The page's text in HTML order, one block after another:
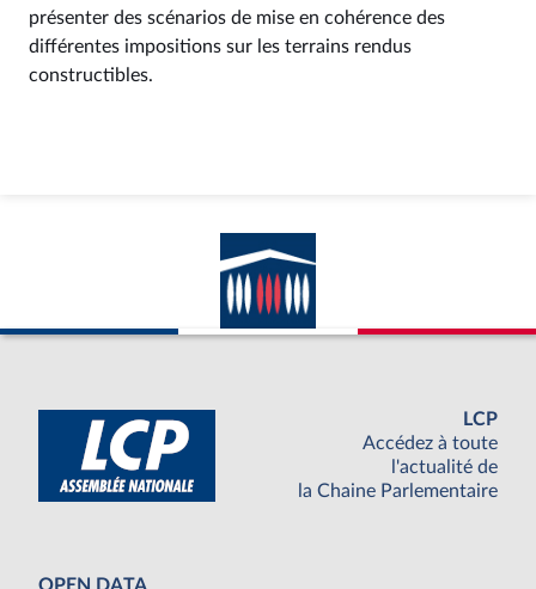
présenter des scénarios de mise en cohérence des
différentes impositions sur les terrains rendus
constructibles.
LCP
Accédez à toute
l'actualité de
la Chaine Parlementaire